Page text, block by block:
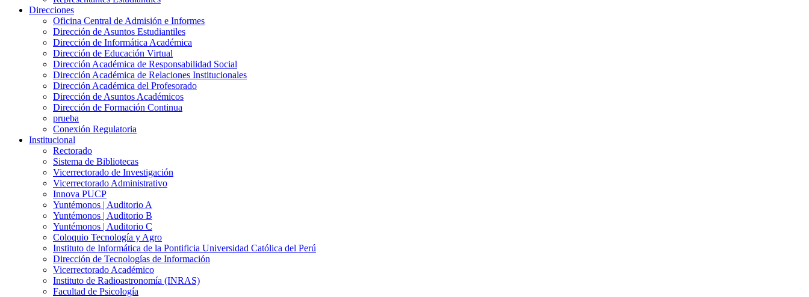
Direcciones
Oficina Central de Admisión e Informes
Dirección de Asuntos Estudiantiles
Dirección de Informática Académica
Dirección de Educación Virtual
Dirección Académica de Responsabilidad Social
Dirección Académica de Relaciones Institucionales
Dirección Académica del Profesorado
Dirección de Asuntos Académicos
Dirección de Formación Continua
prueba
Conexión Regulatoria
Institucional
Rectorado
Sistema de Bibliotecas
Vicerrectorado de Investigación
Vicerrectorado Administrativo
Innova PUCP
Yuntémonos | Auditorio A
Yuntémonos | Auditorio B
Yuntémonos | Auditorio C
Coloquio Tecnología y Agro
Instituto de Informática de la Pontificia Universidad Católica del Perú
Dirección de Tecnologías de Información
Vicerrectorado Académico
Instituto de Radioastronomía (INRAS)
Facultad de Psicología